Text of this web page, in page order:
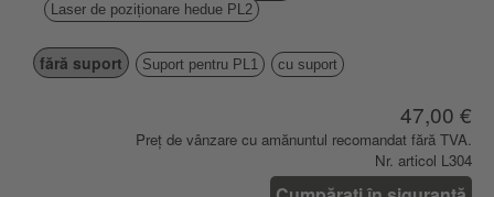
Laser de poziționare hedue PL2
fără suport Suport pentru PL1 cu suport
47,00 €
Preț de vânzare cu amănuntul recomandat fără TVA.
Nr. articol L304